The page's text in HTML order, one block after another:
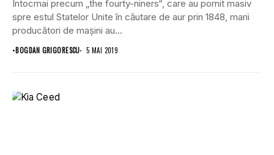
Întocmai precum „the fourty-niners“, care au pornit masiv
spre estul Statelor Unite în căutare de aur prin 1848, marii
producători de mașini au...
•BOGDAN GRIGORESCU 5 MAI 2019